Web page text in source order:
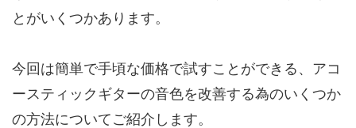
とがいくつかあります。
今回は簡単で手頃な価格で試すことができる、アコ
ースティックギターの音色を改善する為のいくつか
の方法についてご紹介します。